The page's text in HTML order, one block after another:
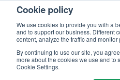
Cookie policy
We use cookies to provide you with a
and to support our business. Different
content, analyze the traffic and monitor
By continuing to use our site, you
more about the cookies we use and to
Cookie Settings.